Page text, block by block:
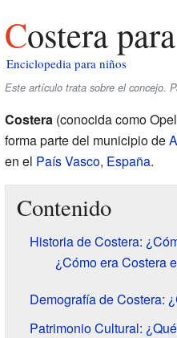
Costera
Enciclopedia para niños
Este artículo trata sobre el concejo.
Costera(conocida como
forma parte del municipio de
en el País Vasco, España.
Contenido
Historia de Costera:
¿Cómo era Costera
Demografía de Costera:
Patrimonio Cultural: